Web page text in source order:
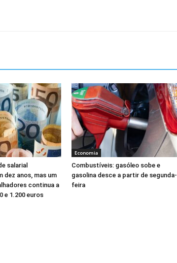
salarial
dez anos, mas um
continua a
e 1.200 euros
Economia
Combustíveis: gasóleo sobe e
gasolina desce a partir de segunda-
feira